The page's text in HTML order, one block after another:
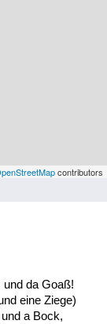
contributors
da Goaß!
eine Ziege)
a Bock,